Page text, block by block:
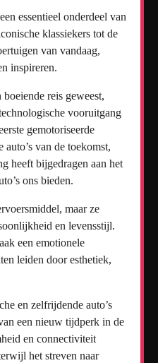
essentieel onderdeel van
klassiekers tot de
van vandaag,
inspireren.
reis geweest,
vooruitgang
gemotoriseerde
van de toekomst,
heeft bijgedragen aan het
ons bieden.
maar ze
en levensstijl.
een emotionele
leiden door esthetiek,
en zelfrijdende auto’s
een nieuw tijdperk in de
en connectiviteit
het streven naar